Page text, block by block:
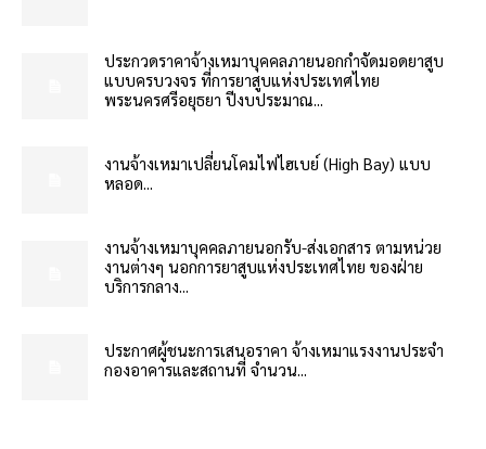
ประกวดราคาจ้างเหมาบุคคลภายนอกกำจัดมอดยาสูบ
แบบครบวงจร ที่การยาสูบแห่งประเทศไทย
พระนครศรีอยุธยา ปีงบประมาณ...
งานจ้างเหมาเปลี่ยนโคมไฟไฮเบย์ (High Bay) แบบ
หลอด...
งานจ้างเหมาบุคคลภายนอกรับ-ส่งเอกสาร ตามหน่วย
งานต่างๆ นอกการยาสูบแห่งประเทศไทย ของฝ่าย
บริการกลาง...
ประกาศผู้ชนะการเสนอราคา จ้างเหมาแรงงานประจำ
กองอาคารและสถานที่ จำนวน...